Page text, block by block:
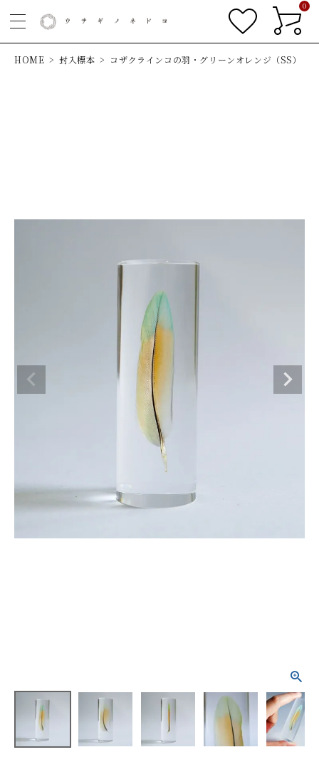
0
HOME 封入標本 コザクラインコの羽・グリーンオレンジ（SS）